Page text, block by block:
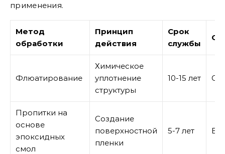
применения.
Метод
обработки
Принцип
действия
Срок
службы
Флюатирование
Химическое
уплотнение
структуры
10-15 лет
Пропитки на
основе
эпоксидных
смол
Создание
поверхностной
пленки
5-7 лет